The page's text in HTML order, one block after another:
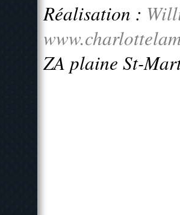
Réalisation :
ZA plaine St-